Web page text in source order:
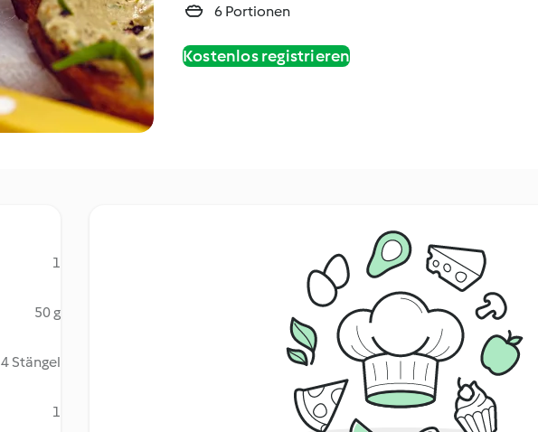
6 Portionen
Kostenlos registrieren
1
50 g
4 Stängel
1